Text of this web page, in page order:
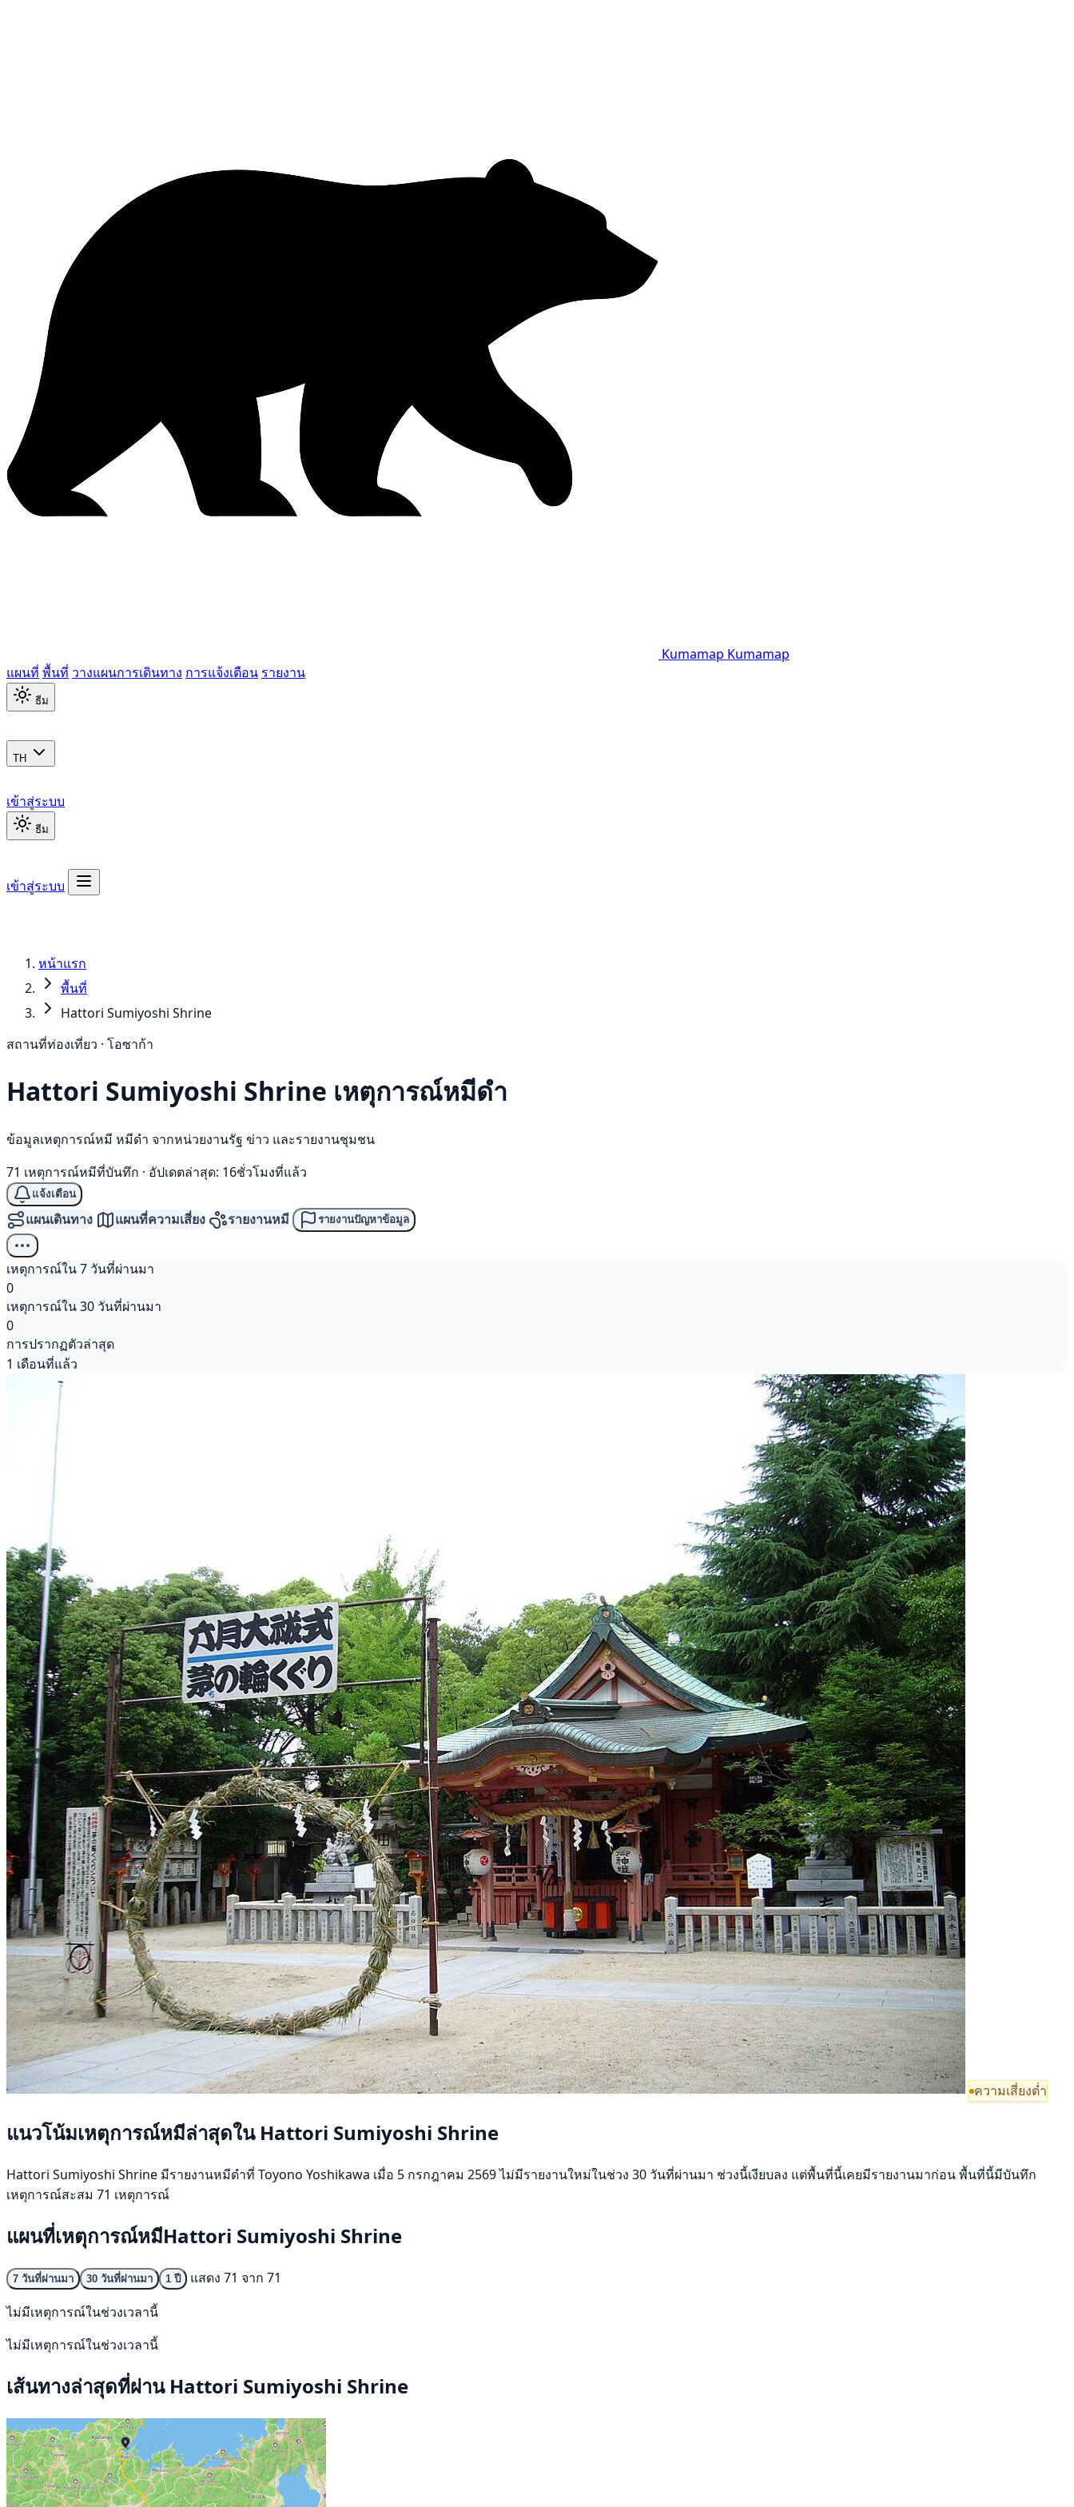
Kumamap Kumamap
แผนที่ พื้นที่ วางแผนการเดินทาง การแจ้งเตือน รายงาน
ธีม
TH
เข้าสู่ระบบ
ธีม
เข้าสู่ระบบ
หน้าแรก
พื้นที่
Hattori Sumiyoshi Shrine
สถานที่ท่องเที่ยว · โอซาก้า
Hattori Sumiyoshi Shrine เหตุการณ์หมีดำ
ข้อมูลเหตุการณ์หมี หมีดำ จากหน่วยงานรัฐ ข่าว และรายงานชุมชน
71 เหตุการณ์หมีที่บันทึก · อัปเดตล่าสุด: 16ชั่วโมงที่แล้ว
แจ้งเตือน
แผนเดินทาง แผนที่ความเสี่ยง รายงานหมี รายงานปัญหาข้อมูล
เหตุการณ์ใน 7 วันที่ผ่านมา
0
เหตุการณ์ใน 30 วันที่ผ่านมา
0
การปรากฏตัวล่าสุด
1 เดือนที่แล้ว
ความเสี่ยงต่ำ
แนวโน้มเหตุการณ์หมีล่าสุดใน Hattori Sumiyoshi Shrine
Hattori Sumiyoshi Shrine มีรายงานหมีดำที่ Toyono Yoshikawa เมื่อ 5 กรกฎาคม 2569 ไม่มีรายงานใหม่ในช่วง 30 วันที่ผ่านมา ช่วงนี้เงียบลง แต่พื้นที่นี้เคยมีรายงานมาก่อน พื้นที่นี้มีบันทึก
เหตุการณ์สะสม 71 เหตุการณ์
แผนที่เหตุการณ์หมีHattori Sumiyoshi Shrine
7 วันที่ผ่านมา 30 วันที่ผ่านมา 1 ปี
แสดง 71 จาก 71
ไม่มีเหตุการณ์ในช่วงเวลานี้
ไม่มีเหตุการณ์ในช่วงเวลานี้
เส้นทางล่าสุดที่ผ่าน Hattori Sumiyoshi Shrine